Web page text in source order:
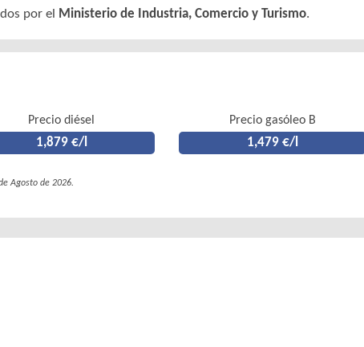
por el
Ministerio de Industria, Comercio y Turismo.
Precio diésel
1,879 €/l
Precio gasóleo B
1,479 €/l
Agosto de 2026.